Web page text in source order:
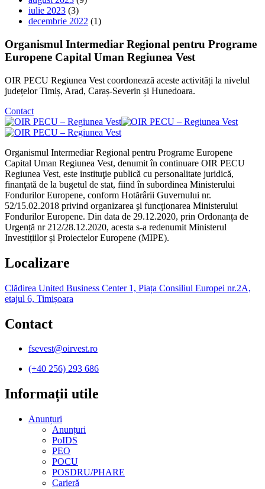
iulie 2023 (3)
decembrie 2022 (1)
Organismul Intermediar Regional pentru Programe
Europene Capital Uman Regiunea Vest
OIR PECU Regiunea Vest coordonează aceste activități la nivelul
județelor Timiș, Arad, Caraș-Severin și Hunedoara.
Contact
Organismul Intermediar Regional pentru Programe Europene
Capital Uman Regiunea Vest, denumit în continuare OIR PECU
Regiunea Vest, este instituţie publică cu personalitate juridică,
finanţată de la bugetul de stat, fiind în subordinea Ministerului
Fondurilor Europene, conform Hotărârii Guvernului nr.
52/15.02.2018 privind organizarea şi funcţionarea Ministerului
Fondurilor Europene. Din data de 29.12.2020, prin Ordonanța de
Urgență nr 212/28.12.2020, acesta s-a redenumit Ministerul
Investițiilor și Proiectelor Europene (MIPE).
Localizare
Clădirea United Business Center 1, Piața Consiliul Europei nr.2A,
etajul 6, Timișoara
Contact
fsevest@oirvest.ro
(+40 256) 293 686
Informații utile​
Anunțuri
Anunțuri
PoIDS
PEO
POCU
POSDRU/PHARE
Carieră